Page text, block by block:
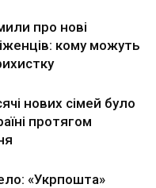
про нові
кому можуть
нових сімей було
протягом
«Укрпошта»